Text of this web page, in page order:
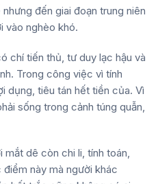
đến giai đoạn trung niên
vào nghèo khó.
chí tiến thủ, tư duy lạc hậu và
Trong công việc vì tính
dụng, tiêu tán hết tiền của. Vì
sống trong cảnh túng quẫn,
mắt dê còn chi li, tính toán,
này mà người khác